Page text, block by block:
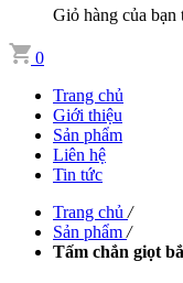
Giỏ hàng của bạn
0
Trang chủ
Giới thiệu
Sản phẩm
Liên hệ
Tin tức
Trang chủ /
Sản phẩm /
Tấm chắn giọt